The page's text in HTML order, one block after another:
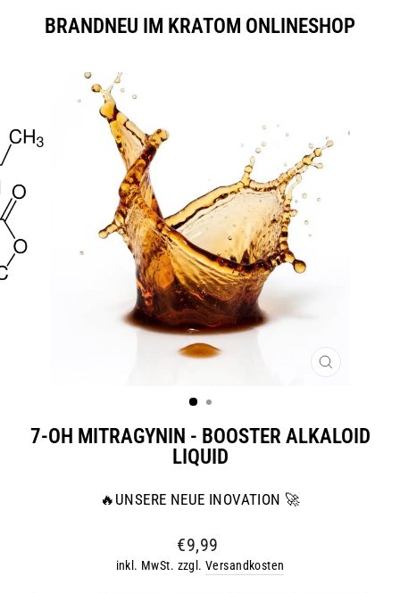
BRANDNEU IM KRATOM ONLINESHOP
7-OH MITRAGYNIN - BOOSTER ALKALOID
LIQUID
🔥UNSERE NEUE INOVATION 🚀
Normaler
Preis
€9,99
inkl. MwSt. zzgl.Versandkosten